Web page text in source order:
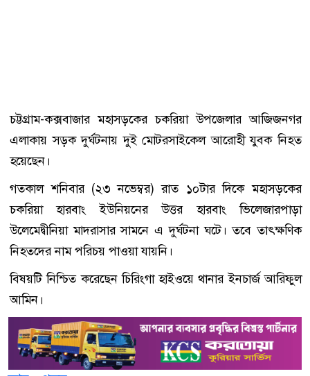
চট্টগ্রাম-কক্সবাজার মহাসড়কের চকরিয়া উপজেলার আজিজনগর
এলাকায় সড়ক দুর্ঘটনায় দুই মোটরসাইকেল আরোহী যুবক নিহত
হয়েছেন।
গতকাল শনিবার (২৩ নভেম্বর) রাত ১০টার দিকে মহাসড়কের
চকরিয়া হারবাং ইউনিয়নের উত্তর হারবাং ভিলেজারপাড়া
উলেমেদ্বীনিয়া মাদরাসার সামনে এ দুর্ঘটনা ঘটে। তবে তাৎক্ষণিক
নিহতদের নাম পরিচয় পাওয়া যায়নি।
বিষয়টি নিশ্চিত করেছেন চিরিংগা হাইওয়ে থানার ইনচার্জ আরিফুল
আমিন।